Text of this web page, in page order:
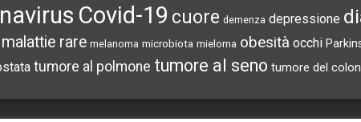
Covid-19 cuore demenza depressione
malattie rare melanoma microbiota mieloma obesità occhi
tumore al polmone tumore al seno tumore del colon